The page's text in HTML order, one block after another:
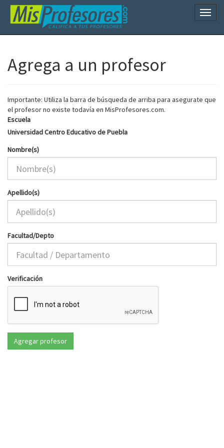
Agrega a un profesor
Importante: Utiliza la barra de búsqueda de arriba para asegurate que
el profesor no existe todavía en MisProfesores.com.
Escuela
Universidad Centro Educativo de Puebla
Nombre(s)
Apellido(s)
Facultad/Depto
Verificación